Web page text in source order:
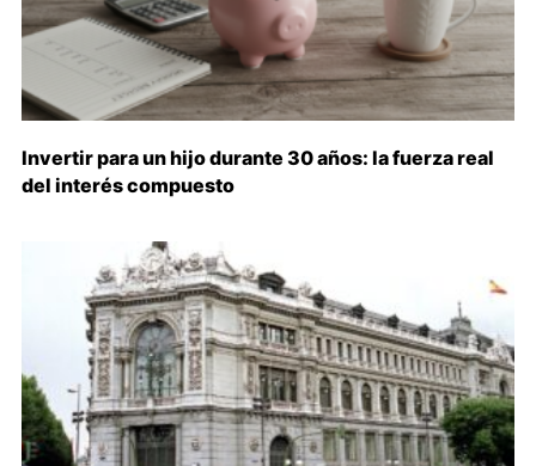
Invertir para un hijo durante 30 años: la fuerza real
del interés compuesto